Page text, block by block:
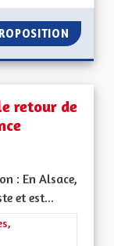
retour de
: En Alsace,
et est...